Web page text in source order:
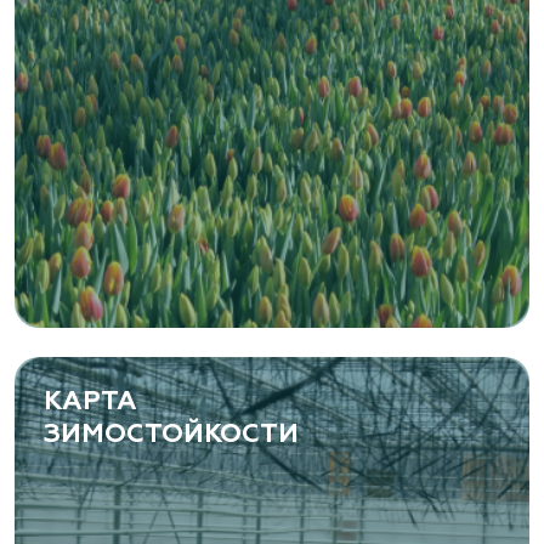
Zaxriddin Flower Plantation, питомник
Ташкентская область, Зангиатинский р-н, ул.
Канимаева, д. 9
«ЁЛЫ-ПАЛЫ», питомник декоративных
растений
Самарская область, с. Подстепки, ул.
Фермерская 14 А
(8482) 650 010
www.yoly-paly.ru
«ВЕНЕВ» питомник растений
Тульская область, Венёвский р-н, село
Борщевое, улица Лесная, д. 13
КАРТА
ЗИМОСТОЙКОСТИ